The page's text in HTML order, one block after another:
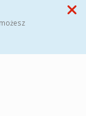
wyszukaj duży